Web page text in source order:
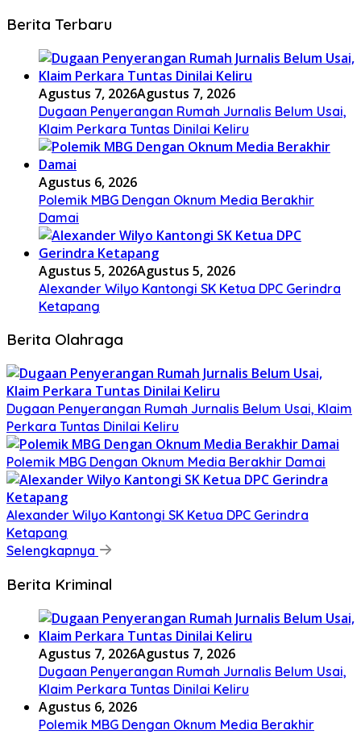
Berita Terbaru
Agustus 7, 2026Agustus 7, 2026
Dugaan Penyerangan Rumah Jurnalis Belum Usai,
Klaim Perkara Tuntas Dinilai Keliru
Agustus 6, 2026
Polemik MBG Dengan Oknum Media Berakhir
Damai
Agustus 5, 2026Agustus 5, 2026
Alexander Wilyo Kantongi SK Ketua DPC Gerindra
Ketapang
Berita Olahraga
Dugaan Penyerangan Rumah Jurnalis Belum Usai, Klaim
Perkara Tuntas Dinilai Keliru
Polemik MBG Dengan Oknum Media Berakhir Damai
Alexander Wilyo Kantongi SK Ketua DPC Gerindra
Ketapang
Selengkapnya
Berita Kriminal
Agustus 7, 2026Agustus 7, 2026
Dugaan Penyerangan Rumah Jurnalis Belum Usai,
Klaim Perkara Tuntas Dinilai Keliru
Agustus 6, 2026
Polemik MBG Dengan Oknum Media Berakhir